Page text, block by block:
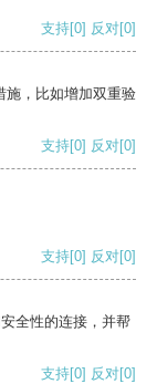
支持[0] 反对[0]
施，比如增加双重验
支持[0] 反对[0]
支持[0] 反对[0]
全性的连接，并帮
支持[0] 反对[0]